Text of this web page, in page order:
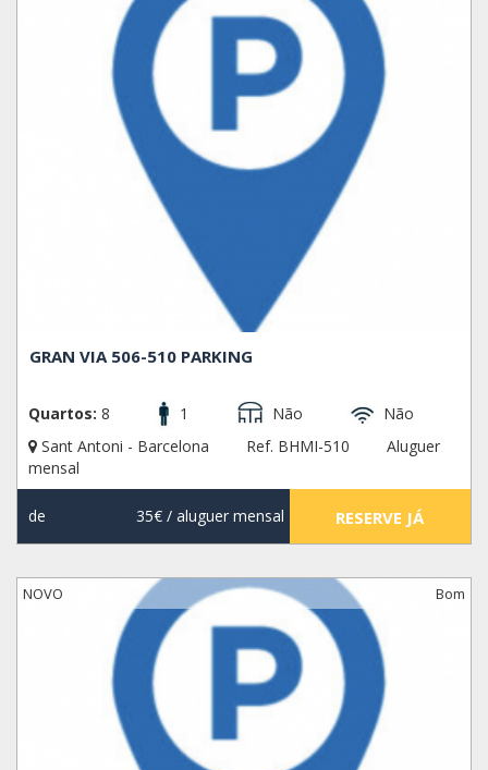
GRAN VIA 506-510 PARKING
Quartos: 8 1 Não
Não
Sant Antoni - Barcelona
Ref. BHMI-510
Aluguer
mensal
de 35€/ aluguer mensal RESERVE JÁ
NOVO Bom